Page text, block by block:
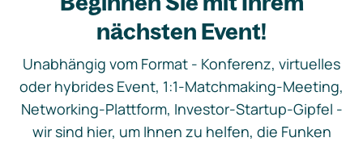
nächsten Event!
Unabhängig vom Format - Konferenz, virtuelles
oder hybrides Event, 1:1-Matchmaking-Meeting,
Networking-Plattform, Investor-Startup-Gipfel -
wir sind hier, um Ihnen zu helfen, die Funken